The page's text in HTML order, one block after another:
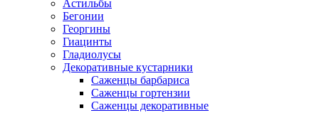
Астильбы
Бегонии
Георгины
Гиацинты
Гладиолусы
Декоративные кустарники
Саженцы барбариса
Саженцы гортензии
Саженцы декоративные